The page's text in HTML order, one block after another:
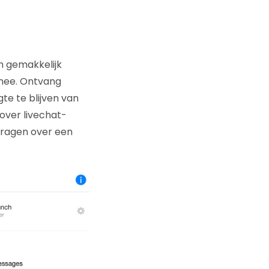
gemakkelijk
Ontvang
te blijven van
livechat-
over een